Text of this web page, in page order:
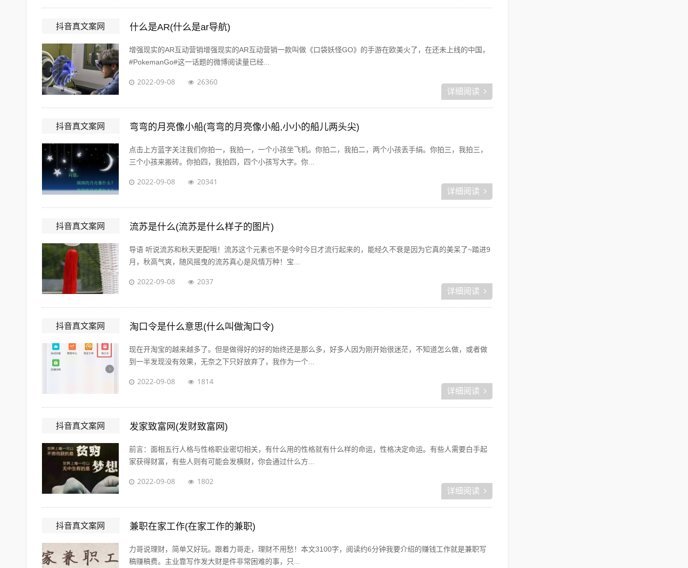
抖音真文案网 什么是AR(什么是ar导航)
增强现实的AR互动营销增强现实的AR互动营销一款叫做《口袋妖怪GO》的手游在欧美火了，在还未上线的中国，
#PokemanGo#这一话题的微博阅读量已经...
2022-09-08 26360
详细阅读
抖音真文案网 弯弯的月亮像小船(弯弯的月亮像小船,小小的船儿两头尖)
点击上方蓝字关注我们你拍一，我拍一，一个小孩坐飞机。你拍二，我拍二，两个小孩丢手绢。你拍三，我拍三，
三个小孩来搬砖。你拍四，我拍四，四个小孩写大字。你...
2022-09-08 20341
详细阅读
抖音真文案网 流苏是什么(流苏是什么样子的图片)
导语 听说流苏和秋天更配哦！流苏这个元素也不是今时今日才流行起来的，能经久不衰是因为它真的美呆了~踏进9
月，秋高气爽，随风摇曳的流苏真心是风情万种！宝...
2022-09-08 2037
详细阅读
抖音真文案网 淘口令是什么意思(什么叫做淘口令)
现在开淘宝的越来越多了。但是做得好的好的始终还是那么多，好多人因为刚开始很迷茫，不知道怎么做，或者做
到一半发现没有效果，无奈之下只好放弃了，我作为一个...
2022-09-08 1814
详细阅读
抖音真文案网 发家致富网(发财致富网)
前言：面相五行人格与性格职业密切相关，有什么用的性格就有什么样的命运，性格决定命运。有些人需要白手起
家获得财富，有些人则有可能会发横财，你会通过什么方...
2022-09-08 1802
详细阅读
抖音真文案网 兼职在家工作(在家工作的兼职)
力哥说理财，简单又好玩。跟着力哥走，理财不用愁！本文3100字，阅读约6分钟我要介绍的赚钱工作就是兼职写
稿赚稿费。主业靠写作发大财是件非常困难的事，只...